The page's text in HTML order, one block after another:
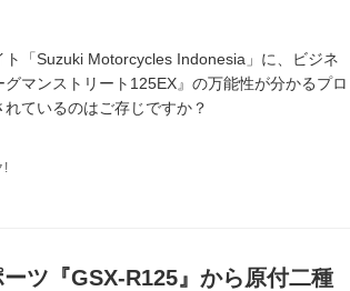
ト「Suzuki Motorcycles Indonesia」に、ビジネ
マンストリート125EX』の万能性が分かるプロ
ているのはご存じですか？
!
ツ『GSX-R125』から原付二種